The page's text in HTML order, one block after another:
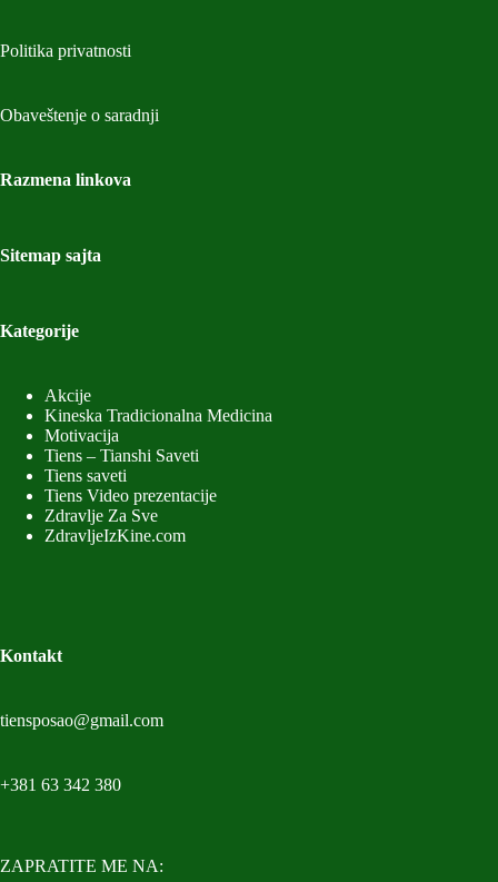
Politika privatnosti
Obaveštenje o saradnji
Razmena linkova
Sitemap sajta
Kategorije
Akcije
Kineska Tradicionalna Medicina
Motivacija
Tiens – Tianshi Saveti
Tiens saveti
Tiens Video prezentacije
Zdravlje Za Sve
ZdravljeIzKine.com
Kontakt
tiensposao@gmail.com
+381 63 342 380
ZAPRATITE ME NA: